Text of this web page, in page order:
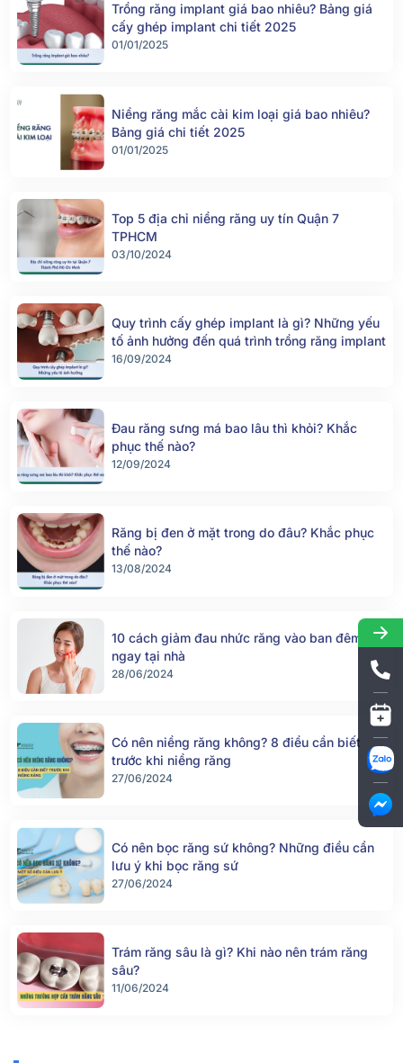
Trồng răng implant giá bao nhiêu? Bảng giá
cấy ghép implant chi tiết 2025
01/01/2025
Niềng răng mắc cài kim loại giá bao nhiêu?
Bảng giá chi tiết 2025
01/01/2025
Top 5 địa chỉ niềng răng uy tín Quận 7
TPHCM
03/10/2024
Quy trình cấy ghép implant là gì? Những yếu
tố ảnh hưởng đến quá trình trồng răng implant
16/09/2024
Đau răng sưng má bao lâu thì khỏi? Khắc
phục thế nào?
12/09/2024
Răng bị đen ở mặt trong do đâu? Khắc phục
thế nào?
13/08/2024
10 cách giảm đau nhức răng vào ban đêm
ngay tại nhà
28/06/2024
Có nên niềng răng không? 8 điều cần biết
trước khi niềng răng
27/06/2024
Có nên bọc răng sứ không? Những điều cần
lưu ý khi bọc răng sứ
27/06/2024
Trám răng sâu là gì? Khi nào nên trám răng
sâu?
11/06/2024